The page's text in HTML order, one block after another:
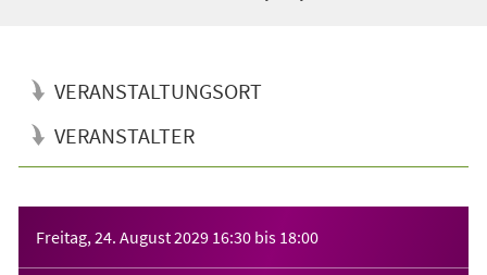
VERANSTALTUNGSORT
VERANSTALTER
Freitag, 24. August 2029 16:30 bis 18:00